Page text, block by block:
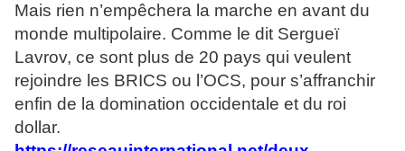
Mais rien n’empêchera la marche en avant du
monde multipolaire. Comme le dit Sergueï
Lavrov, ce sont plus de 20 pays qui veulent
rejoindre les BRICS ou l’OCS, pour s’affranchir
enfin de la domination occidentale et du roi
dollar.